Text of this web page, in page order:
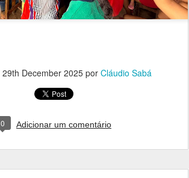
29th December 2025 por Cláudio Sabá
0 Adicionar um comentário